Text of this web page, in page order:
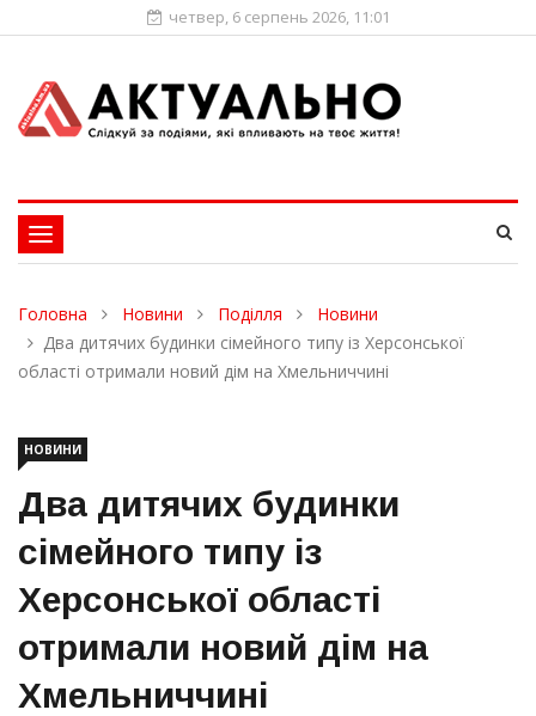
четвер, 6 серпень 2026, 11:01
Toggle
navigation
Головна Новини Поділля
Новини
Два дитячих будинки сімейного типу із Херсонської
області отримали новий дім на Хмельниччині
НОВИНИ
Два дитячих будинки
сімейного типу із
Херсонської області
отримали новий дім на
Хмельниччині